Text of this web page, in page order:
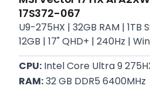
17S372-067
U9-275HX | 32GB RAM | 1TB
12GB | 17" QHD+ | 240Hz |
CPU: Intel Core Ultra 9
RAM: 32 GB DDR5 6400MHz